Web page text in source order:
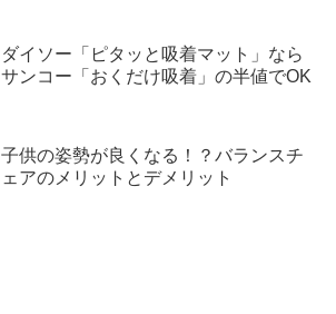
ダイソー「ピタッと吸着マット」なら
サンコー「おくだけ吸着」の半値でOK
子供の姿勢が良くなる！？バランスチ
ェアのメリットとデメリット